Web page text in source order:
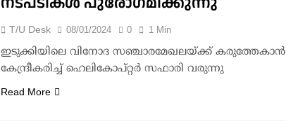
T/U Desk 08/01/2024 0 1 Min
ഇടുക്കിയിലെ വിനോദ സഞ്ചാരമേഖലയ്ക്ക്
കേന്ദ്രീകരിച്ച് ഹെലികോപ്റ്റര്‍ സഫാരി വരുന്നു
Read More